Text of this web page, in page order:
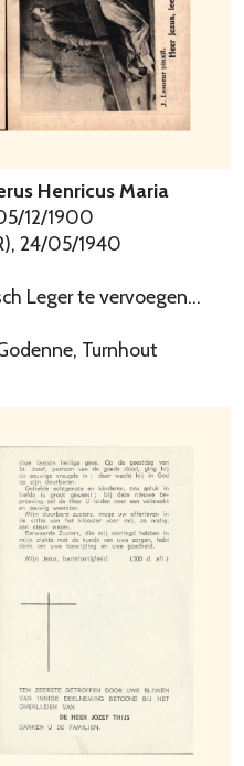
Henricus Maria
12/1900
24/05/1940
Leger te vervoegen...
Turnhout